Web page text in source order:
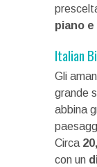
piano
Italian
Gli
grande
abbina
Circa
con un